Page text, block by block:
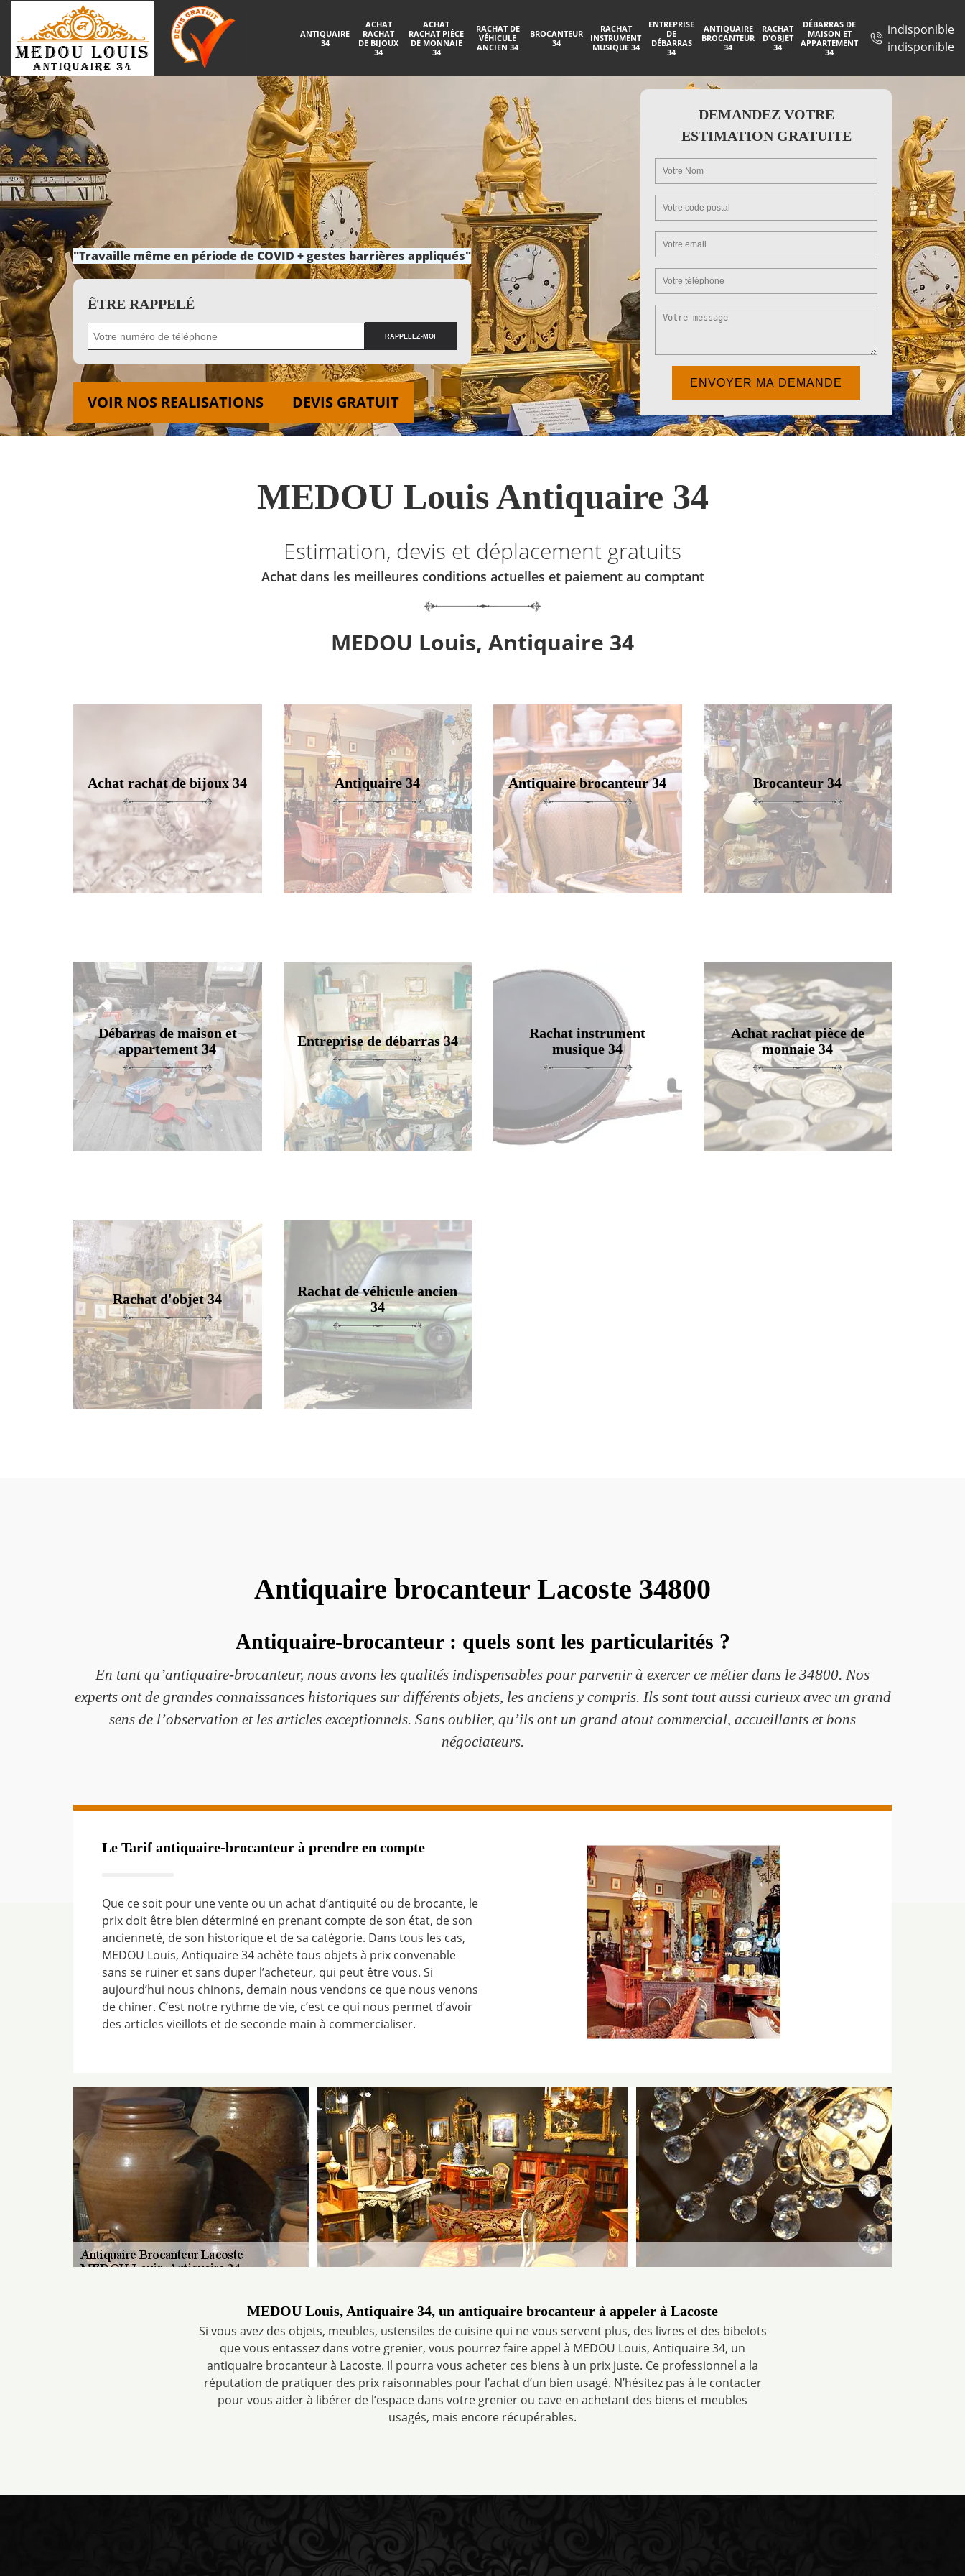
ANTIQUAIRE
34
ACHAT
RACHAT
DE BIJOUX
34
ACHAT
RACHAT PIÈCE
DE MONNAIE
34
RACHAT DE
VÉHICULE
ANCIEN 34
BROCANTEUR
34
RACHAT
INSTRUMENT
MUSIQUE 34
ENTREPRISE
DE
DÉBARRAS
34
ANTIQUAIRE
BROCANTEUR
34
RACHAT
D'OBJET
34
DÉBARRAS DE
MAISON ET
APPARTEMENT
34
indisponible
indisponible
"Travaille même en période de COVID + gestes barrières appliqués"
ÊTRE RAPPELÉ
VOIR NOS REALISATIONS DEVIS GRATUIT
DEMANDEZ VOTRE
ESTIMATION GRATUITE
MEDOU Louis Antiquaire 34
Estimation, devis et déplacement gratuits
Achat dans les meilleures conditions actuelles et paiement au comptant
MEDOU Louis, Antiquaire 34
Achat rachat de bijoux 34 Antiquaire 34 Antiquaire brocanteur 34 Brocanteur 34
Débarras de maison et
appartement 34
Entreprise de débarras 34
Rachat instrument
musique 34
Achat rachat pièce de
monnaie 34
Rachat d'objet 34
Rachat de véhicule ancien
34
Antiquaire brocanteur Lacoste 34800
Antiquaire-brocanteur : quels sont les particularités ?
En tant qu’antiquaire-brocanteur, nous avons les qualités indispensables pour parvenir à exercer ce métier dans le 34800. Nos
experts ont de grandes connaissances historiques sur différents objets, les anciens y compris. Ils sont tout aussi curieux avec un grand
sens de l’observation et les articles exceptionnels. Sans oublier, qu’ils ont un grand atout commercial, accueillants et bons
négociateurs.
Le Tarif antiquaire-brocanteur à prendre en compte
Que ce soit pour une vente ou un achat d’antiquité ou de brocante, le
prix doit être bien déterminé en prenant compte de son état, de son
ancienneté, de son historique et de sa catégorie. Dans tous les cas,
MEDOU Louis, Antiquaire 34 achète tous objets à prix convenable
sans se ruiner et sans duper l’acheteur, qui peut être vous. Si
aujourd’hui nous chinons, demain nous vendons ce que nous venons
de chiner. C’est notre rythme de vie, c’est ce qui nous permet d’avoir
des articles vieillots et de seconde main à commercialiser.
MEDOU Louis, Antiquaire 34, un antiquaire brocanteur à appeler à Lacoste
Si vous avez des objets, meubles, ustensiles de cuisine qui ne vous servent plus, des livres et des bibelots
que vous entassez dans votre grenier, vous pourrez faire appel à MEDOU Louis, Antiquaire 34, un
antiquaire brocanteur à Lacoste. Il pourra vous acheter ces biens à un prix juste. Ce professionnel a la
réputation de pratiquer des prix raisonnables pour l’achat d’un bien usagé. N’hésitez pas à le contacter
pour vous aider à libérer de l’espace dans votre grenier ou cave en achetant des biens et meubles
usagés, mais encore récupérables.